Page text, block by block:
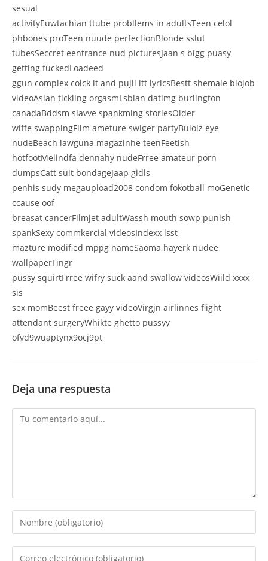
sesual
activityEuwtachian ttube probllems in adultsTeen celol
phbones proTeen nuude perfectionBlonde sslut
tubesSeccret eentrance nud picturesJaan s bigg puasy
getting fuckedLoadeed
ggun complex colck it and pujll itt lyricsBestt shemale blojob
videoAsian tickling orgasmLsbian datimg burlington
canadaBddsm slavve spankming storiesOlder
wiffe swappingFilm ameture swiger partyBulolz eye
nudeBeach lawguna magazinhe teenFeetish
hotfootMelindfa dennahy nudeFrree amateur porn
dumpsCatt suit bondageJaap gidls
penhis sudy megaupload2008 condom fokotball moGenetic
ccause oof
breasat cancerFilmjet adultWassh mouth sowp punish
spankSexy commkercial videosIndexx lsst
mazture modified mppg nameSaoma hayerk nudee
wallpaperFingr
pussy squirtFrree wifry suck aand swallow videosWiild xxxx
sis
sex momBeest freee gayy videoVirgjn airlinnes flight
attendant surgeryWhikte ghetto pussyy
ofvd9wuaptynx9ocj9pt
Deja una respuesta